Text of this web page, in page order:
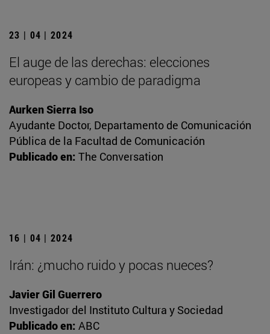
23 | 04 | 2024
El auge de las derechas: elecciones
europeas y cambio de paradigma
Aurken Sierra Iso
Ayudante Doctor, Departamento de Comunicación
Pública de la Facultad de Comunicación
Publicado en: The Conversation
16 | 04 | 2024
Irán: ¿mucho ruido y pocas nueces?
Javier Gil Guerrero
Investigador del Instituto Cultura y Sociedad
Publicado en: ABC